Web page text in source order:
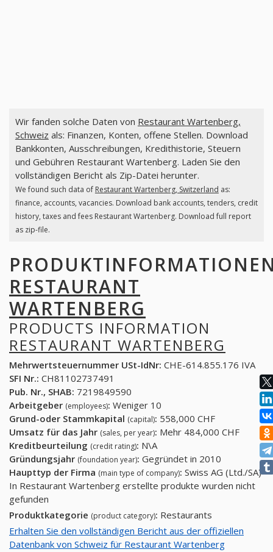
Wir fanden solche Daten von Restaurant Wartenberg,
Schweiz als: Finanzen, Konten, offene Stellen. Download
Bankkonten, Ausschreibungen, Kredithistorie, Steuern
und Gebühren Restaurant Wartenberg. Laden Sie den
vollständigen Bericht als Zip-Datei herunter.
We found such data of Restaurant Wartenberg, Switzerland as:
finance, accounts, vacancies. Download bank accounts, tenders, credit
history, taxes and fees Restaurant Wartenberg. Download full report
as zip-file.
RESTAURANT
WARTENBERG
PRODUCTS INFORMATION
RESTAURANT WARTENBERG
Mehrwertsteuernummer USt-IdNr: CHE-614.855.176 IVA
SFI Nr.: CH81102737491
Pub. Nr., SHAB: 7219849590
Arbeitgeber (employees): Weniger 10
Grund-oder Stammkapital (capital): 558,000 CHF
Umsatz für das Jahr (sales, per year): Mehr 484,000 CHF
Kreditbeurteilung (credit rating): N\A
Gründungsjahr (foundation year): Gegründet in 2010
Haupttyp der Firma (main type of company): Swiss AG (Ltd./SA)
In Restaurant Wartenberg erstellte produkte wurden nicht
gefunden
Produktkategorie (product category): Restaurants
Erhalten Sie den vollständigen Bericht aus der offiziellen
Datenbank von Schweiz für Restaurant Wartenberg